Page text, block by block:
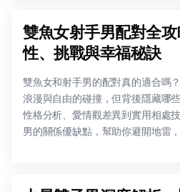
雙魚女射手男配對全
性、挑戰與幸福秘訣
雙魚女和射手男的配對真的適合嗎
浪漫與自由的碰撞，但背後隱藏哪
性格分析、愛情觀差異到實用相處
男的關係優缺點，幫助你避開地雷